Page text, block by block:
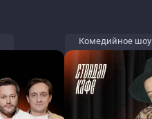
Комедийное шоу